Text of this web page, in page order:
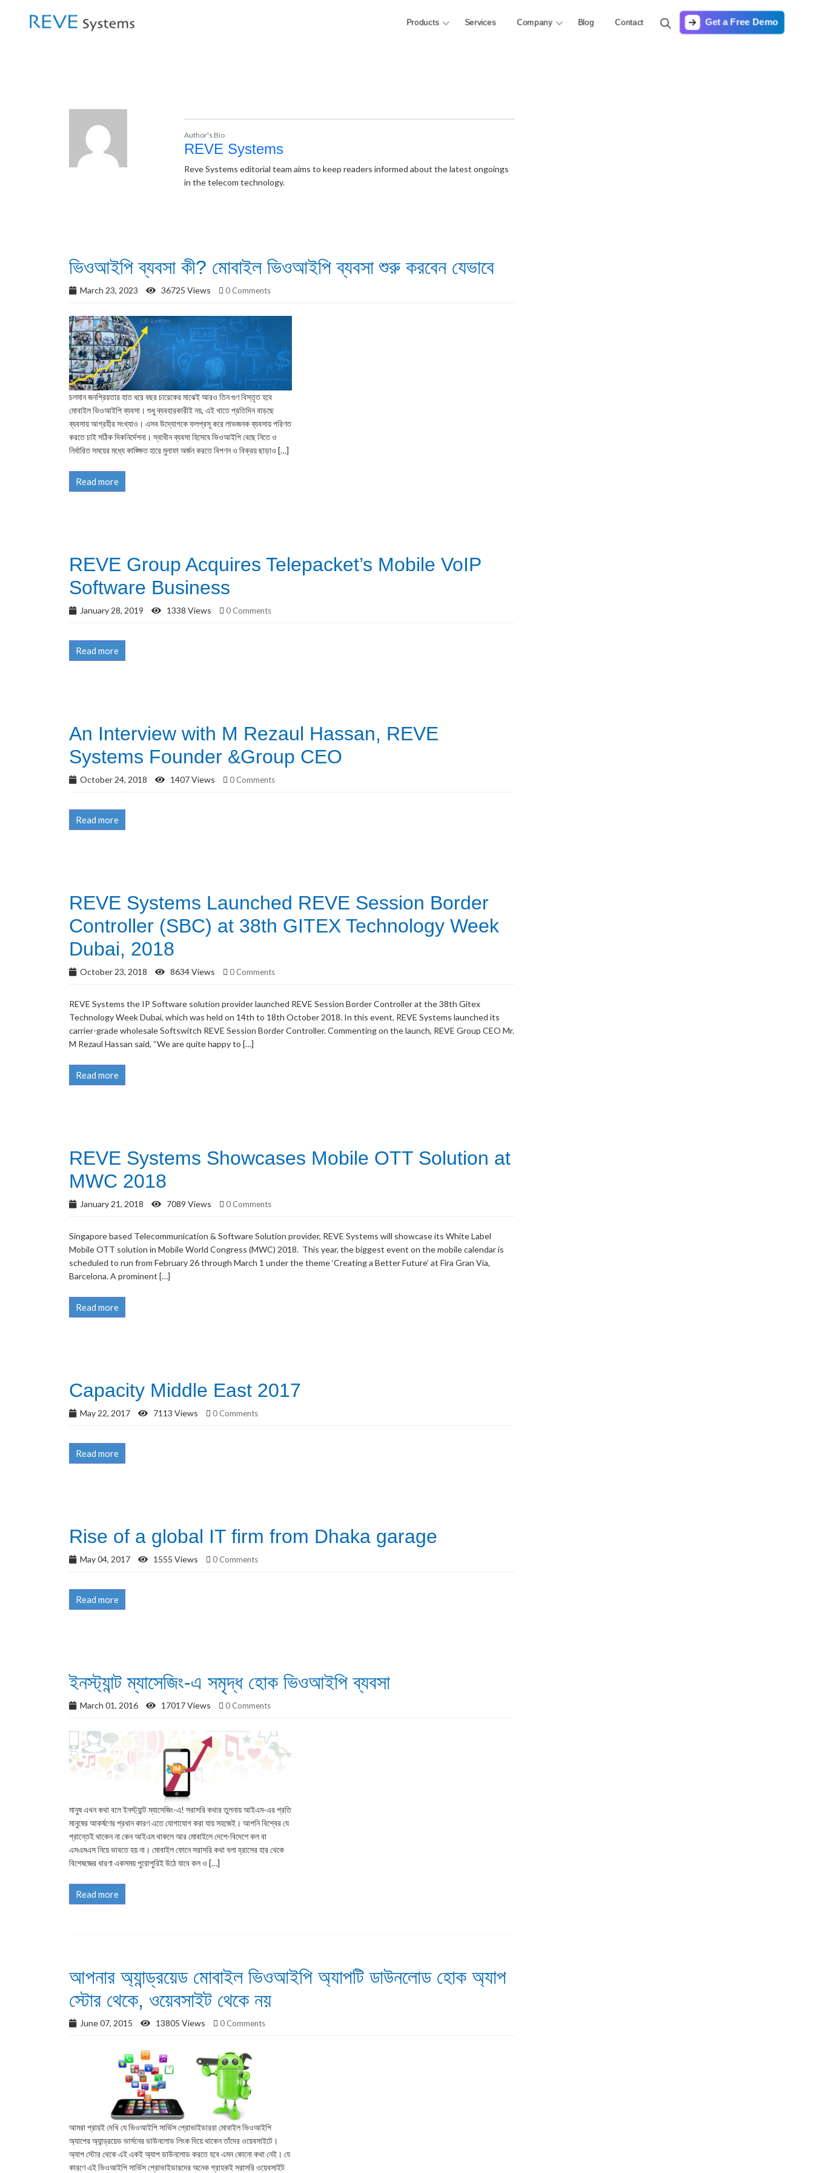
Products Services Company Blog Contact Get a Free Demo
Author's Bio
REVE Systems
Reve Systems editorial team aims to keep readers informed about the latest ongoings
in the telecom technology.
ভিওআইপি ব্যবসা কী? মোবাইল ভিওআইপি ব্যবসা শুরু করবেন যেভাবে
March 23, 2023 36725 Views 0 Comments
চলমান জনপ্রিয়তার হাত ধরে বছর চারেকের মাঝেই আরও তিন গুণ বিস্তৃত হবে
মোবাইল ভিওআইপি ব্যবসা। শুধু ব্যবহারকারীই নয়, এই খাতে প্রতিদিন বাড়ছে
ব্যবসায় আগ্রহীর সংখ্যাও। এসব উদ্যোগকে ফলপ্রসূ করে লাভজনক ব্যবসায় পরিণত
করতে চাই সঠিক দিকনির্দেশনা। স্বাধীন ব্যবসা হিসেবে ভিওআইপি বেছে নিতে ও
নির্ধারিত সময়ের মধ্যে কাঙ্ক্ষিত হারে মুনাফা অর্জন করতে বিপণন ও বিক্রয় ছাড়াও […]
Read more
REVE Group Acquires Telepacket’s Mobile VoIP
Software Business
January 28, 2019 1338 Views 0 Comments
Read more
An Interview with M Rezaul Hassan, REVE
Systems Founder &Group CEO
October 24, 2018 1407 Views 0 Comments
Read more
REVE Systems Launched REVE Session Border
Controller (SBC) at 38th GITEX Technology Week
Dubai, 2018
October 23, 2018 8634 Views 0 Comments
REVE Systems the IP Software solution provider launched REVE Session Border Controller at the 38th Gitex
Technology Week Dubai, which was held on 14th to 18th October 2018. In this event, REVE Systems launched its
carrier-grade wholesale Softswitch REVE Session Border Controller. Commenting on the launch, REVE Group CEO Mr.
M Rezaul Hassan said, “We are quite happy to […]
Read more
REVE Systems Showcases Mobile OTT Solution at
MWC 2018
January 21, 2018 7089 Views 0 Comments
Singapore based Telecommunication & Software Solution provider, REVE Systems will showcase its White Label
Mobile OTT solution in Mobile World Congress (MWC) 2018. This year, the biggest event on the mobile calendar is
scheduled to run from February 26 through March 1 under the theme ‘Creating a Better Future’ at Fira Gran Via,
Barcelona. A prominent […]
Read more
Capacity Middle East 2017
May 22, 2017 7113 Views 0 Comments
Read more
Rise of a global IT firm from Dhaka garage
May 04, 2017 1555 Views 0 Comments
Read more
ইনস্ট্যান্ট ম্যাসেজিং-এ সমৃদ্ধ হোক ভিওআইপি ব্যবসা
March 01, 2016 17017 Views 0 Comments
মানুষ এখন কথা বলে ইনস্ট্যান্ট ম্যাসেজিং-এ! সরাসরি কথার তুলনায় আইএম-এর প্রতি
মানুষের আকর্ষণের প্রধান কারণ এতে যোগাযোগ করা যায় সহজেই। আপনি বিশ্বের যে
প্রান্তেই থাকেন না কেন আইএম থাকলে আর মোবাইলে দেশে-বিদেশে কল বা
এসএমএস নিয়ে ভাবতে হয় না। মোবাইল ফোনে সরাসরি কথা বলা হ্রাসের হার থেকে
বিশেষজ্ঞের ধারণা একসময় পুরোপুরিই উঠে যাবে কল ও […]
Read more
আপনার অ্যান্ড্রয়েড মোবাইল ভিওআইপি অ্যাপটি ডাউনলোড হোক অ্যাপ
স্টোর থেকে, ওয়েবসাইট থেকে নয়
June 07, 2015 13805 Views 0 Comments
আমরা প্রায়ই দেখি যে ভিওআইপি সার্ভিস প্রোভাইডাররা মোবাইল ভিওআইপি
অ্যাপের অ্যান্ড্রয়েড ভার্সনের ডাউনলোড লিংক দিয়ে থাকেন তাঁদের ওয়েবসাইটে।
অ্যাপ স্টোর থেকে এই একই অ্যাপ ডাউনলোড করতে হবে এমন কোনো কথা নেই। যে
কারণে এই ভিওআইপি সার্ভিস প্রোভাইডারদের অনেক গ্রাহকই সরাসরি ওয়েবসাইট